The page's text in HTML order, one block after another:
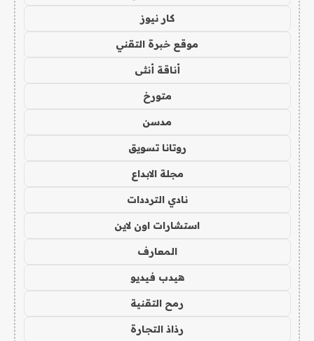
كار نيوز
موقع خبرة التقني
أناقة أنثى
متورخ
مدسن
روتانا تسويق
مجلة الابداع
نادي الترددات
استشارات اون لاين
المعارف
هيدب فيديو
رمح التقنية
رذاذ التجارة